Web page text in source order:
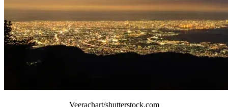
Veerachart/shutterstock.com